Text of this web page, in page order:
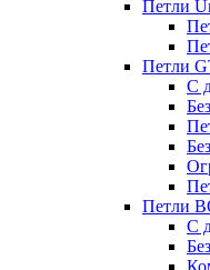
Петли
Петли
С
Петли
С